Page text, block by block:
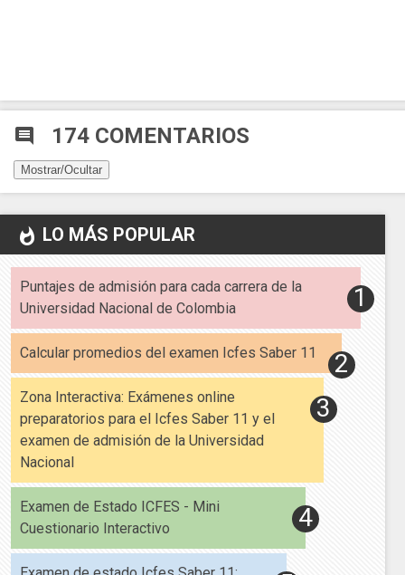
comment 174 COMENTARIOS
Mostrar/Ocultar
whatshot LO MÁS POPULAR
Puntajes de admisión para cada carrera de la
Universidad Nacional de Colombia
Calcular promedios del examen Icfes Saber 11
Zona Interactiva: Exámenes online
preparatorios para el Icfes Saber 11 y el
examen de admisión de la Universidad
Nacional
Examen de Estado ICFES - Mini
Cuestionario Interactivo